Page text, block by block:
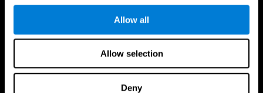
Allow all
Allow selection
Deny
Izvršne Funkcije
Kategorija SG4D
Igrice I Mentalna Razonoda
Chess Online
Razbacan Unaokolo